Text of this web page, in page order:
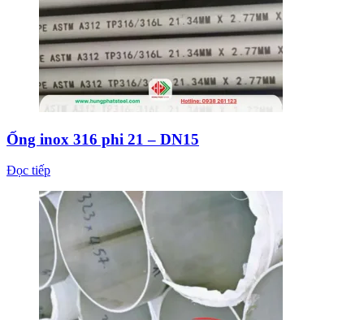
Ống inox 316 phi 21 – DN15
Đọc tiếp